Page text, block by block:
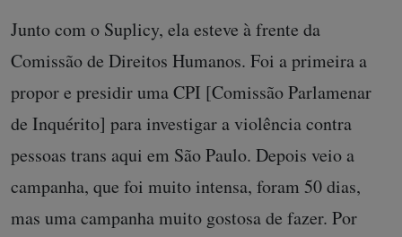
Junto com o Suplicy, ela esteve à frente da
Comissão de Direitos Humanos. Foi a primeira a
propor e presidir uma CPI [Comissão Parlamenar
de Inquérito] para investigar a violência contra
pessoas trans aqui em São Paulo. Depois veio a
campanha, que foi muito intensa, foram 50 dias,
mas uma campanha muito gostosa de fazer. Por